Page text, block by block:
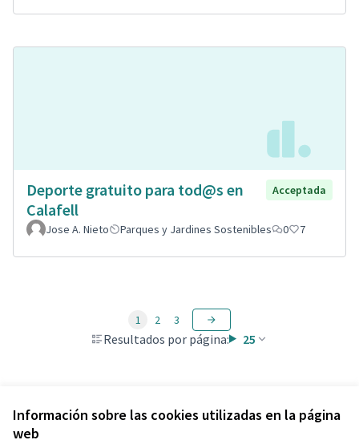
Información sobre las cookies utilizadas en la página
web
Deporte gratuito para tod@s en
Calafell
Acceptada
Jose A. Nieto Parques y Jardines Sostenibles 0 7
Resultados por página: 25
1 2 3
Ver todas las propuestas retiradas